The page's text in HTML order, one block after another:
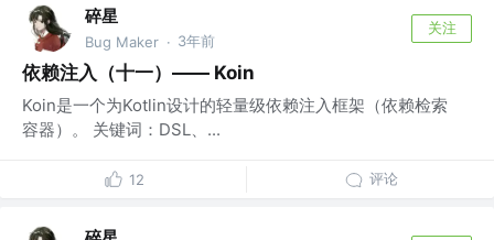
碎星
Bug Maker · 3年前
关注
依赖注入（十一）—— Koin
Koin是一个为Kotlin设计的轻量级依赖注入框架（依赖检索
容器）。 关键词：DSL、...
12 评论